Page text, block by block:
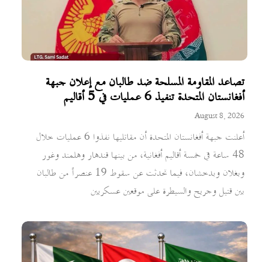
تصاعد المقاومة المسلحة ضد طالبان مع إعلان جبهة
أفغانستان المتحدة تنفيذ 6 عمليات في 5 أقاليم
August 8, 2026
أعلنت جبهة أفغانستان المتحدة أن مقاتليها نفذوا 6 عمليات خلال
48 ساعة في خمسة أقاليم أفغانية، من بينها قندهار وهلمند وغور
وبغلان وبدخشان، فيما تحدثت عن سقوط 19 عنصراً من طالبان
بين قتيل وجريح والسيطرة على موقعين عسكريين